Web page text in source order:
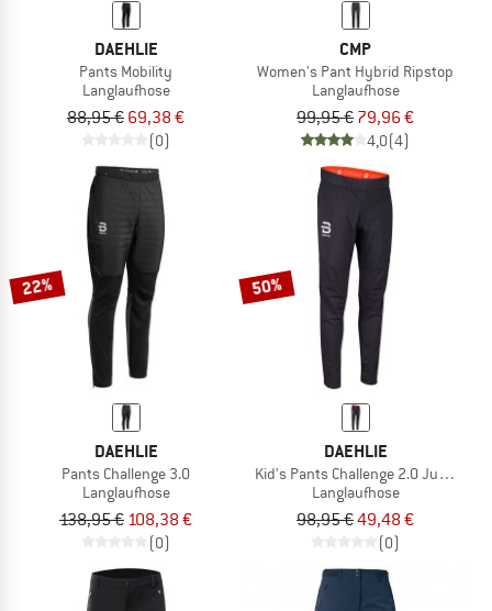
DAEHLIE
Pants Mobility
Langlaufhose
88,95 € 69,38 €
(0)
CMP
Women's Pant Hybrid Ripstop
Langlaufhose
99,95 € 79,96 €
4,0(4)
22%
DAEHLIE
Pants Challenge 3.0
Langlaufhose
138,95 € 108,38 €
(0)
50%
DAEHLIE
Kid's Pants Challenge 2.0 Junior
Langlaufhose
98,95 €49,48 €
(0)